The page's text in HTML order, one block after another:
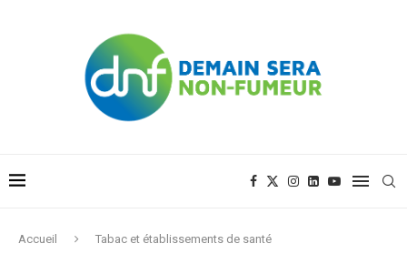
Accueil Tabac et établissements de santé